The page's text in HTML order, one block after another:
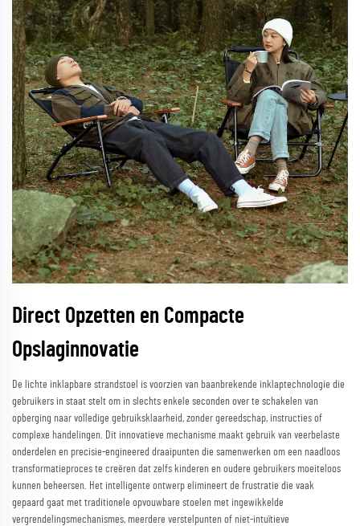
Direct Opzetten en Compacte
Opslaginnovatie
De lichte inklapbare strandstoel is voorzien van baanbrekende inklaptechnologie die
gebruikers in staat stelt om in slechts enkele seconden over te schakelen van
opberging naar volledige gebruiksklaarheid, zonder gereedschap, instructies of
complexe handelingen. Dit innovatieve mechanisme maakt gebruik van veerbelaste
onderdelen en precisie-engineered draaipunten die samenwerken om een naadloos
transformatieproces te creëren dat zelfs kinderen en oudere gebruikers moeiteloos
kunnen beheersen. Het intelligente ontwerp elimineert de frustratie die vaak
gepaard gaat met traditionele opvouwbare stoelen met ingewikkelde
vergrendelingsmechanismes, meerdere verstelpunten of niet-intuïtieve